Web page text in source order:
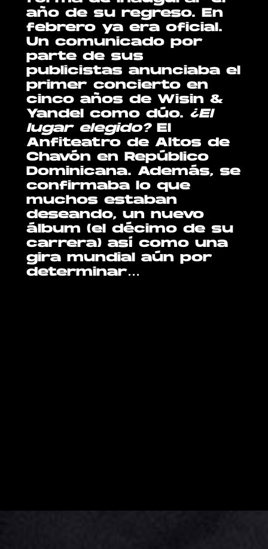
año de su regreso. En
febrero ya era oficial.
Un comunicado por
parte de sus
publicistas anunciaba el
primer concierto en
cinco años de Wisin &
Yandel como dúo. ¿El
lugar elegido?El
Anfiteatro de Altos de
Chavón en Repúblico
Dominicana. Además, se
confirmaba lo que
muchos estaban
deseando, un nuevo
álbum (el décimo de su
carrera) así como una
gira mundial aún por
determinar…